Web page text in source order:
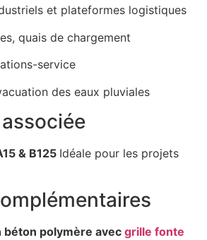
et plateformes logistiques
quais de chargement
service
des eaux pluviales
& B125 Idéale pour les projets
béton polymère avec grille fonte